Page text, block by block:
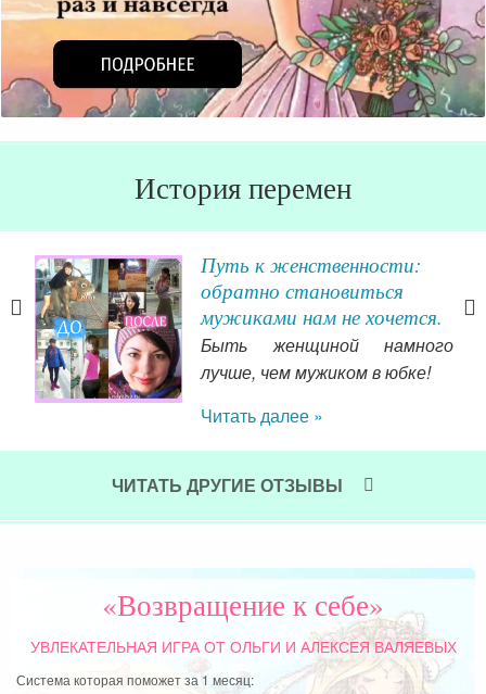
История перемен
Путь к женственности:
обратно становиться
мужиками нам не хочется.
Быть женщиной намного
лучше, чем мужиком в юбке!
Читать далее »
и
ЧИТАТЬ ДРУГИЕ ОТЗЫВЫ
«Возвращение к себе»
УВЛЕКАТЕЛЬНАЯ ИГРАОТ ОЛЬГИ И АЛЕКСЕЯ ВАЛЯЕВЫХ
Система которая поможет за 1 месяц: